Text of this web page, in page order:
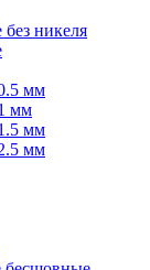
никеля
мм
мм
мм
мм